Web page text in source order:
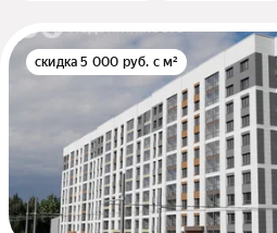
скидка 5 000 руб. с м²